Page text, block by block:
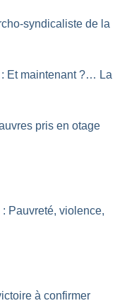
syndicaliste de la
Et maintenant ?… La
pris en otage
Pauvreté, violence,
à confirmer